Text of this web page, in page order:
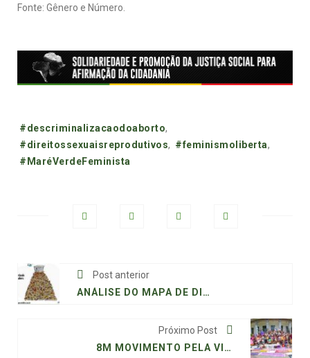
Fonte: Gênero e Número.
Tags:
#descriminalizacaodoaborto,
#direitossexuaisreprodutivos, #feminismoliberta,
#MaréVerdeFeminista
Post anterior
ANÁLISE DO MAPA DE DISTRIBUIÇÃO DA RENDA NO PAÍS
Próximo Post
8M MOVIMENTO PELA VIDA DAS MULHERES: MANIFESTO CONTRA O GOVERNO BOLSONARO